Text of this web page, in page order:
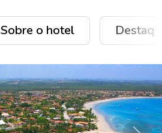
Sobre o hotel